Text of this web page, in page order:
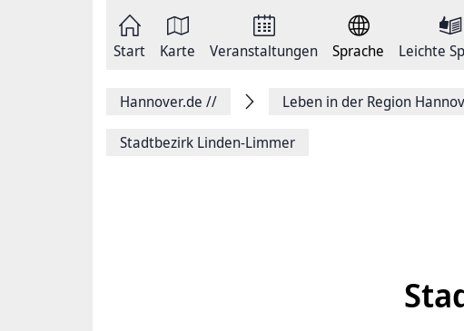
Start Karte Veranstaltungen Sprache Leichte
Hannover.de // Leben in der Region
Stadtbezirk Linden-Limmer